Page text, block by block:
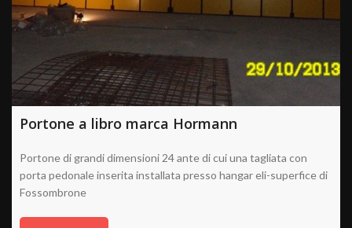
Portone a libro marca Hormann
Portone di grandi dimensioni 24 ante di cui una tagliata con
porta pedonale inserita installata presso hangar eli-superfice di
Fossombrone